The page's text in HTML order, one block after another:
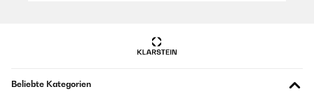
Beliebte Kategorien